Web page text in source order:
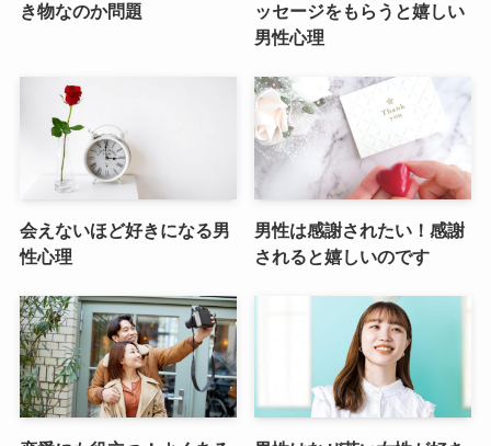
き物なのか問題
ッセージをもらうと嬉しい
男性心理
会えないほど好きになる男
性心理
男性は感謝されたい！感謝
されると嬉しいのです